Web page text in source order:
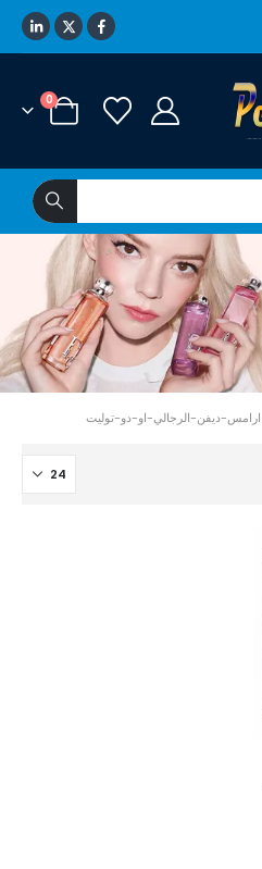
0
ارامس-ديفن-الرجالي-او-دو-توليت